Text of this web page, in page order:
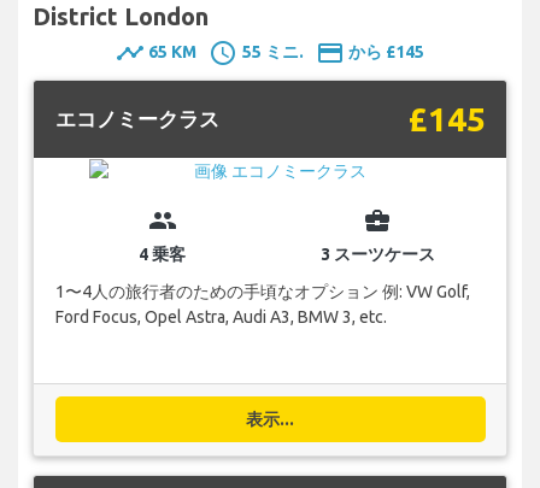
District London
timeline 65 KM schedule 55 ミニ. payment から £145
エコノミークラス £145
group
4 乗客
business_center
3 スーツケース
1〜4人の旅行者のための手頃なオプション 例: VW Golf,
Ford Focus, Opel Astra, Audi A3, BMW 3, etc.
表示...